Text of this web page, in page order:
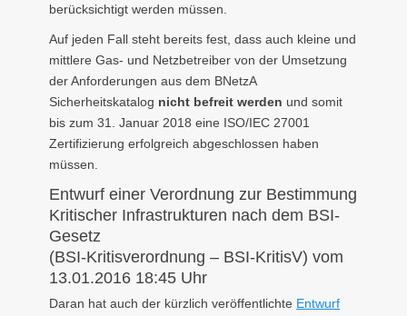
berücksichtigt werden müssen.
Auf jeden Fall steht bereits fest, dass auch kleine und
mittlere Gas- und Netzbetreiber von der Umsetzung
der Anforderungen aus dem BNetzA
Sicherheitskatalog nicht befreit werden und somit
bis zum 31. Januar 2018 eine ISO/IEC 27001
Zertifizierung erfolgreich abgeschlossen haben
müssen.
Entwurf einer Verordnung zur Bestimmung
Kritischer Infrastrukturen nach dem BSI-
Gesetz
(BSI-Kritisverordnung – BSI-KritisV) vom
13.01.2016 18:45 Uhr
Daran hat auch der kürzlich veröffentlichte Entwurf